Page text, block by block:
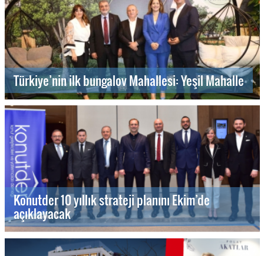
Türkiye’nin ilk bungalov Mahallesi: Yeşil Mahalle
Konutder 10 yıllık strateji planını Ekim’de
açıklayacak